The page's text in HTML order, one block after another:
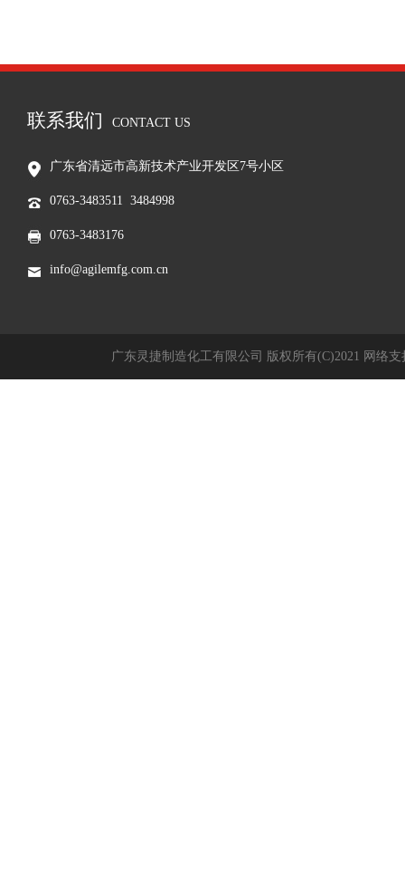
联系我们 CONTACT US
广东省清远市高新技术产业开发区7号小区
0763-3483511 3484998
0763-3483176
info@agilemfg.com.cn
广东灵捷制造化工有限公司 版权所有(C)2021 网络支